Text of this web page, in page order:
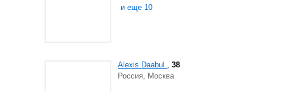
и еще 10
Alexis Daabul ,38
Россия, Москва